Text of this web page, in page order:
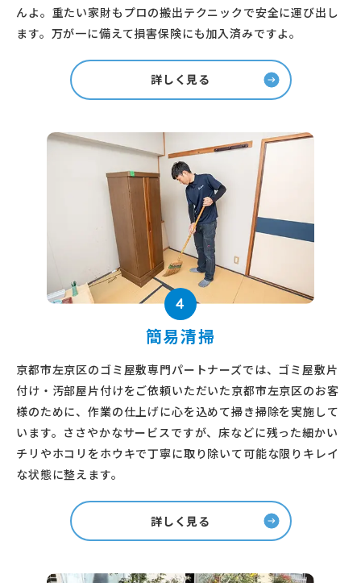
んよ。重たい家財もプロの搬出テクニックで安全に運び出し
ます。万が一に備えて損害保険にも加入済みですよ。
詳しく見る
4
簡易清掃
京都市左京区のゴミ屋敷専門パートナーズでは、ゴミ屋敷片
付け・汚部屋片付けをご依頼いただいた京都市左京区のお客
様のために、作業の仕上げに心を込めて掃き掃除を実施して
います。ささやかなサービスですが、床などに残った細かい
チリやホコリをホウキで丁寧に取り除いて可能な限りキレイ
な状態に整えます。
詳しく見る